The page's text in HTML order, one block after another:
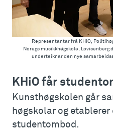
Representantar frå KHiO,
Noregs musikkhøgskole, Lovisenberg
underteiknar den nye
KHiO får
Kunsthøgskolen går
høgskolar og
studentombod.